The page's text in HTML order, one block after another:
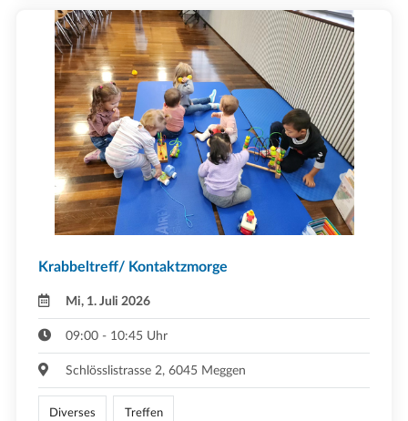
Krabbeltreff/ Kontaktzmorge
Mi, 1. Juli 2026
09:00 - 10:45 Uhr
Schlösslistrasse 2, 6045 Meggen
Diverses Treffen